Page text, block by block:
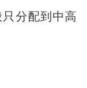
只分配到中高